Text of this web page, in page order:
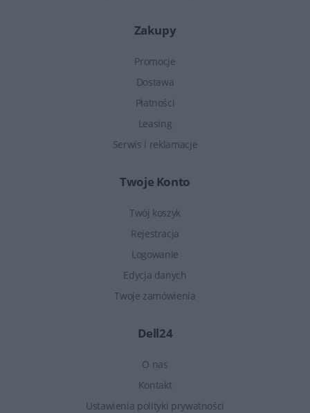
Zakupy
Promocje
Dostawa
Płatności
Leasing
Serwis i reklamacje
Twoje Konto
Twój koszyk
Rejestracja
Logowanie
Edycja danych
Twoje zamówienia
Dell24
O nas
Kontakt
Ustawienia polityki prywatności